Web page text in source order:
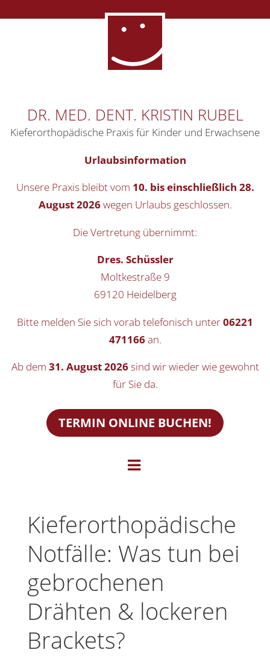
DR. MED. DENT. KRISTIN RUBEL
Kieferorthopädische Praxis für Kinder und Erwachsene
Urlaubsinformation
Unsere Praxis bleibt vom 10. bis einschließlich 28.
August 2026wegen Urlaubs geschlossen.
Die Vertretung übernimmt:
Dres. Schüssler
Moltkestraße 9
69120 Heidelberg
Bitte melden Sie sich vorab telefonisch unter06221
471166an.
Ab dem 31. August 2026sind wir wieder wie gewohnt
für Sie da.
TERMIN ONLINE BUCHEN!
Kiefer­or­tho­pä­di­sche
Notfälle: Was tun bei
gebro­chenen
Drähten & lockeren
Brackets?